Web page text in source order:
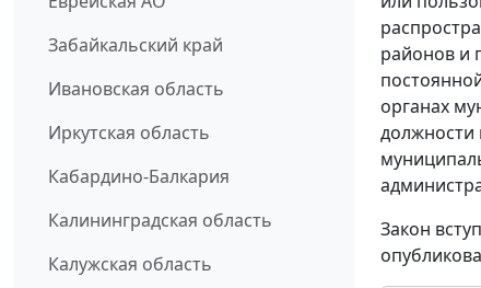
Забайкальский край
Ивановская область
Иркутская область
Кабардино-Балкария
Калининградская область
Калужская область
районов и
органах
должности
Закон